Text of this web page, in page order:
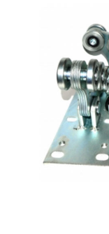
Примеры работ
Сервис